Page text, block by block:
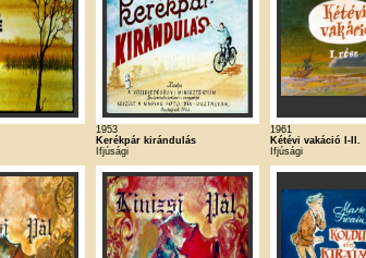
1953
Kerékpár kirándulás
Ifjúsági
1961
Kétévi vakáció I-II.
Ifjúsági